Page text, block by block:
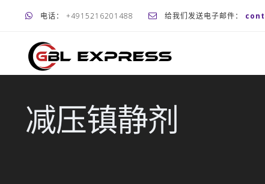
电话： +4915216201488 给我们发送电子邮件：
减压镇静剂